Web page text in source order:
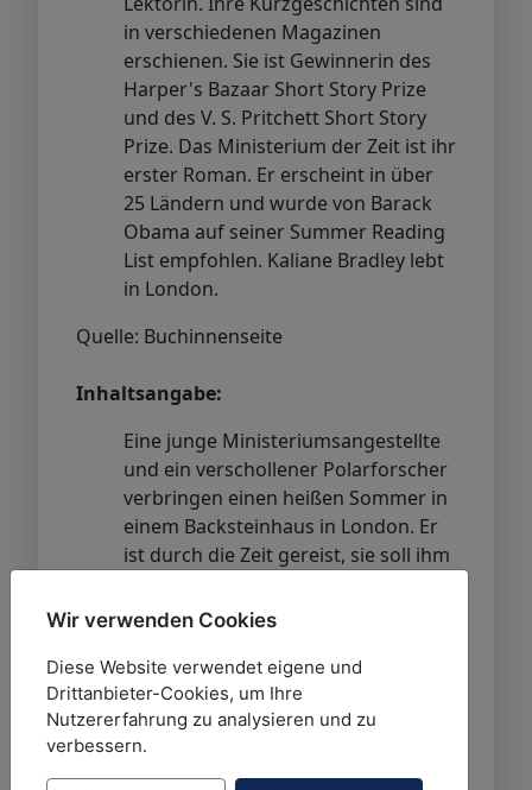
in verschiedenen Magazinen
erschienen. Sie ist Gewinnerin des
Harper's Bazaar Short Story Prize
und des V. S. Pritchett Short Story
Prize. Das Ministerium der Zeit ist ihr
erster Roman. Er erscheint in über
25 Ländern und wurde von Barack
Obama auf seiner Summer Reading
List empfohlen. Kaliane Bradley lebt
in London.
Quelle: Buchinnenseite
Inhaltsangabe:
Eine junge Ministeriumsangestellte
und ein verschollener Polarforscher
verbringen einen heißen Sommer in
einem Backsteinhaus in London. Er
ist durch die Zeit gereist, sie soll ihm
näher sich die beiden kommen,
sie herum. Kann ihre Liebe die
Geschichte neu schreiben?
Quelle: Klappentext
Wir verwenden Cookies
Diese Website verwendet eigene und
Drittanbieter-Cookies, um Ihre
Nutzererfahrung zu analysieren und zu
verbessern.